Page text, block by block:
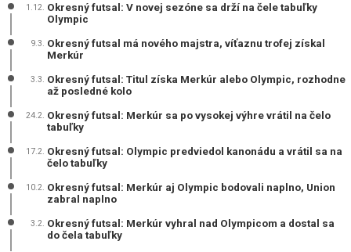
1.12. Okresný futsal: V novej sezóne sa drží na čele tabuľky
Olympic
9.3. Okresný futsal má nového majstra, víťaznu trofej získal
Merkúr
3.3. Okresný futsal: Titul získa Merkúr alebo Olympic, rozhodne
až posledné kolo
24.2. Okresný futsal: Merkúr sa po vysokej výhre vrátil na čelo
tabuľky
17.2. Okresný futsal: Olympic predviedol kanonádu a vrátil sa na
čelo tabuľky
10.2. Okresný futsal: Merkúr aj Olympic bodovali naplno, Union
zabral naplno
3.2. Okresný futsal: Merkúr vyhral nad Olympicom a dostal sa
do čela tabuľky